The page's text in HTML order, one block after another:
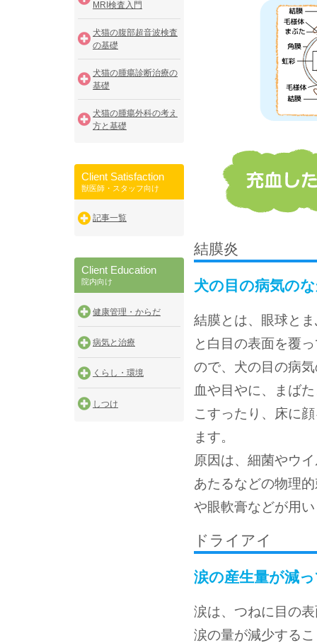
MRI検査入門
犬猫の腹部超音波検査
の基礎
犬猫の腫瘍診断治療の
基礎
犬猫の腫瘍外科の考え
方と基礎
Client Satisfaction
獣医師・スタッフ向け
記事一覧
Client Education
院内向け
健康管理・からだ
病気と治療
くらし・環境
しつけ
結膜炎
犬の目の病気の
結膜とは、眼球と
と白目の表面を覆
ので、犬の目の病
血や目やに、まば
こすったり、床に
ます。
原因は、細菌やウ
あたるなどの物理
や眼軟膏などが用
ドライアイ
涙の産生量が減
涙は、つねに目の
涙の量が減少する